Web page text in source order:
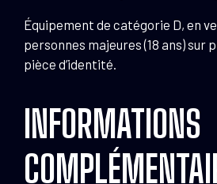
Équipement de catégorie D, en
personnes majeures (18 ans) sur
pièce d’identité.
INFORMATIONS